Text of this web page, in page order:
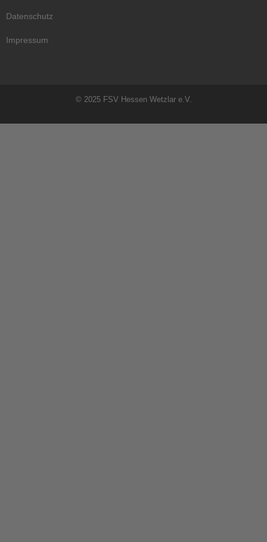
Datenschutz
Impressum
© 2025 FSV Hessen Wetzlar e.V.